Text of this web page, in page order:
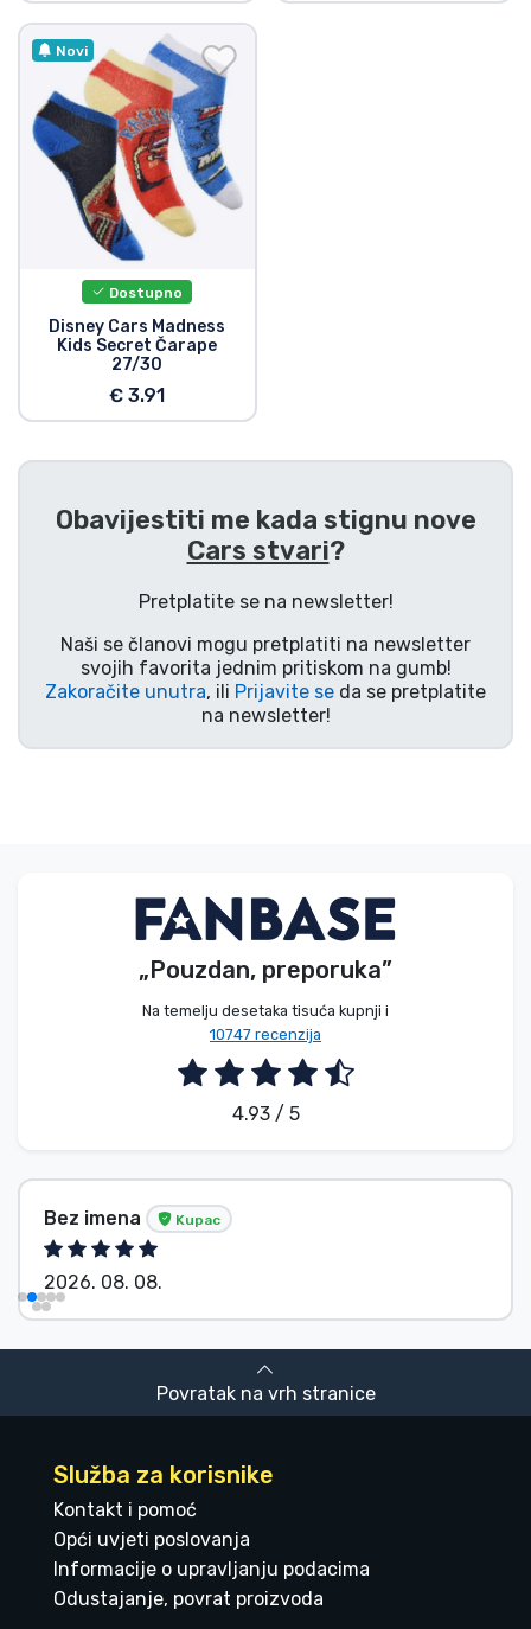
Novi
Dostupno
Disney Cars Madness
Kids Secret Čarape
27/30
€ 3.91
Obavijestiti me kada stignu nove
Cars stvari?
Pretplatite se na newsletter!
Naši se članovi mogu pretplatiti na newsletter
svojih favorita jednim pritiskom na gumb!
Zakoračite unutra, ili Prijavite se da se pretplatite
na newsletter!
„Pouzdan, preporuka”
Na temelju desetaka tisuća kupnji i
10747 recenzija
4.93 / 5
Bez imena Kupac
2026. 08. 08.
Povratak na vrh stranice
Služba za korisnike
Kontakt i pomoć
Opći uvjeti poslovanja
Informacije o upravljanju podacima
Odustajanje, povrat proizvoda